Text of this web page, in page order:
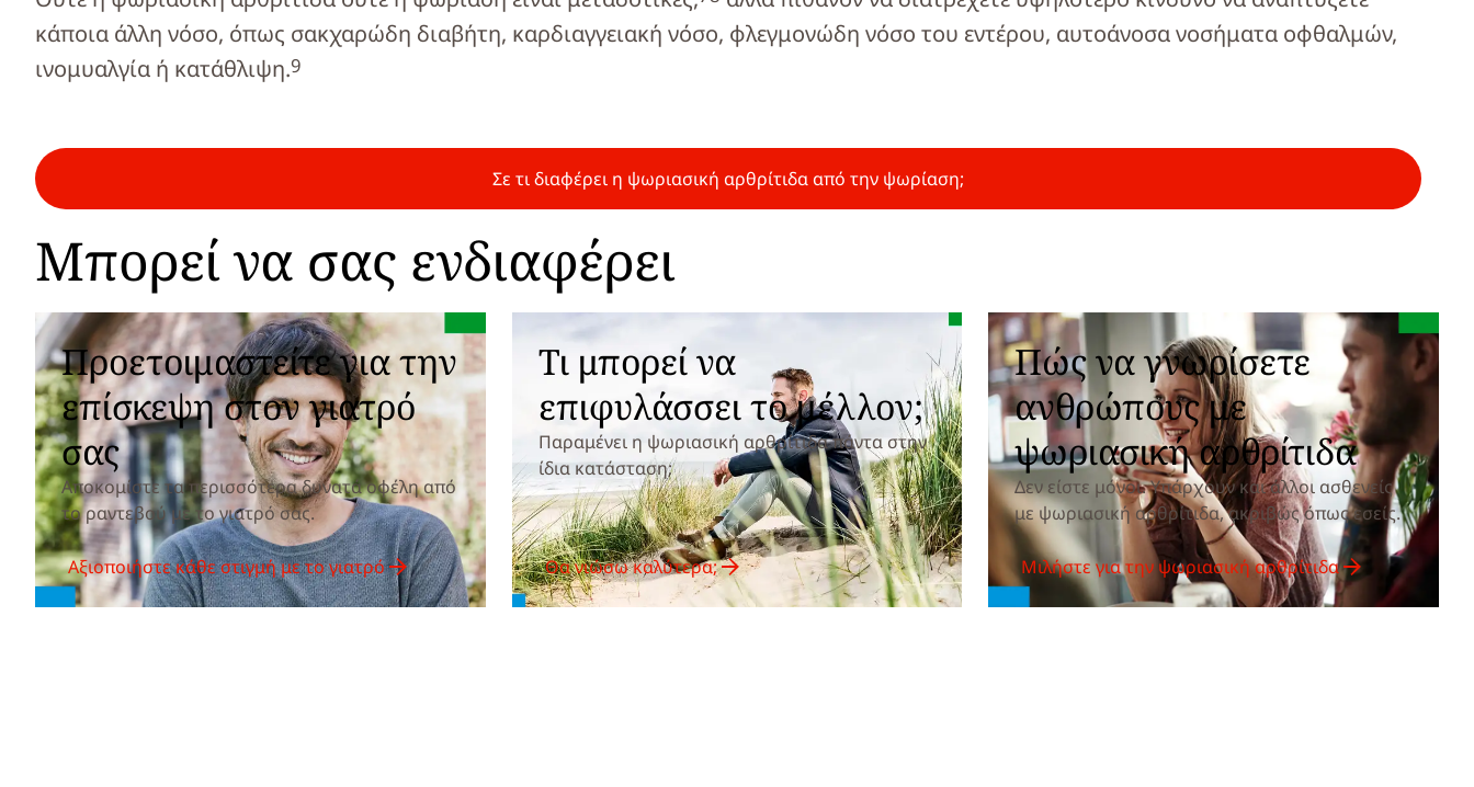
κάποια άλλη νόσο, όπως σακχαρώδη διαβήτη, καρδιαγγειακή νόσο, φλεγμονώδη νόσο του εντέρου, αυτοάνοσα νοσήματα οφθαλμών,
ινομυαλγία ή κατάθλιψη.9
Σε τι διαφέρει η ψωριασική αρθρίτιδα από την ψωρίαση;
Μπορεί να σας ενδιαφέρει
Προετοιμαστείτε για την
επίσκεψη στον γιατρό
σας
Αποκομίστε τα περισσότερα δυνατά οφέλη από
το ραντεβού με το γιατρό σας.
Αξιοποιήστε κάθε στιγμή με το γιατρό
Τι μπορεί να
επιφυλάσσει το μέλλον;
Παραμένει η ψωριασική αρθρίτιδα πάντα στην
ίδια κατάσταση;
Θα νιώσω καλύτερα;
Πώς να γνωρίσετε
ανθρώπους με
ψωριασική αρθρίτιδα
Δεν είστε μόνοι. Υπάρχουν και άλλοι ασθενείς
με ψωριασική αρθρίτιδα, ακριβώς όπως εσείς.
Μιλήστε για την ψωριασική αρθρίτιδα